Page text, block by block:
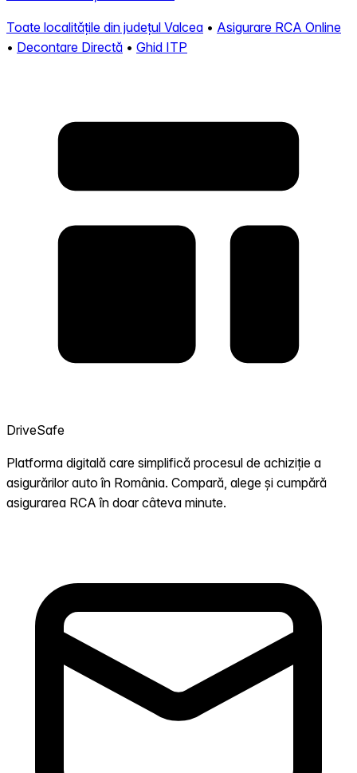
Toate localitățile din județul Valcea • Asigurare RCA Online
• Decontare Directă • Ghid ITP
DriveSafe
Platforma digitală care simplifică procesul de achiziție a
asigurărilor auto în România. Compară, alege și cumpără
asigurarea RCA în doar câteva minute.